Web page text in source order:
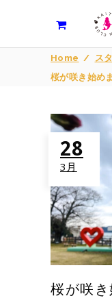
Home / ス
桜が咲き始め
28
3月
桜が咲き